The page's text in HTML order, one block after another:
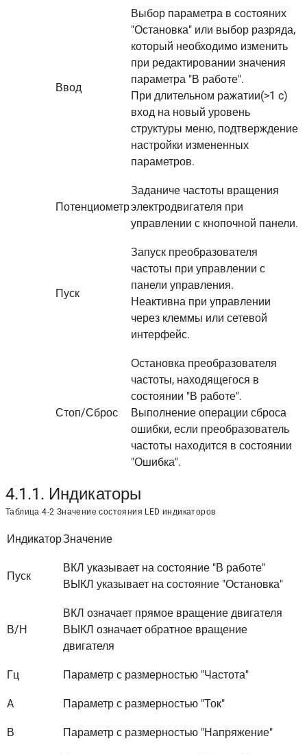
Ввод
Выбор параметра в состояних
"Остановка" или выбор разряда,
который необходимо изменить
при редактировании значения
параметра "В работе".
При длительном ражатии(>1 c)
вход на новый уровень
структуры меню, подтверждение
настройки измененных
параметров.
Потенциометр
Заданиче частоты вращения
электродвигателя при
управлении с кнопочной панели.
Пуск
Запуск преобразователя
частоты при управлении с
панели управления.
Неактивна при управлении
через клеммы или сетевой
интерфейс.
Стоп/Сброс
Остановка преобразователя
частоты, находящегося в
состоянии "В работе".
Выполнение операции сброса
ошибки, если преобразователь
частоты находится в состоянии
"Ошибка".
4.1.1. Индикаторы
Таблица 4-2 Значение состояния LED индикаторов
ИндикаторЗначение
Пуск
ВКЛ указывает на состояние "В работе"
ВЫКЛ указывает на состояние "Остановка"
В/Н
ВКЛ означает прямое вращение двигателя
ВЫКЛ означает обратное вращение
двигателя
Гц Параметр с размерностью "Частота"
A Параметр с размерностью "Ток"
В Параметр с размерностью "Напряжение"